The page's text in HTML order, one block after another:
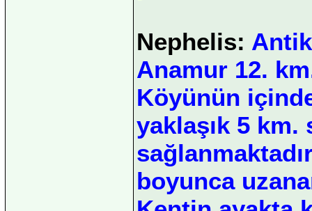
Nephelis:
Anamur 12.
Köyünün
yaklaşık 5
boyunca